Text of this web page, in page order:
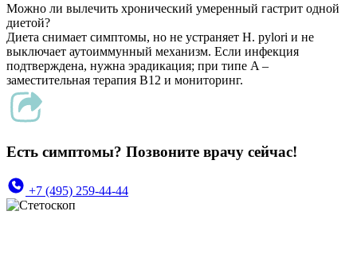
Можно ли вылечить хронический умеренный гастрит одной
диетой?
Диета снимает симптомы, но не устраняет H. pylori и не
выключает аутоиммунный механизм. Если инфекция
подтверждена, нужна эрадикация; при типе A –
заместительная терапия B12 и мониторинг.
Есть симптомы? Позвоните врачу сейчас!
+7 (495) 259-44-44